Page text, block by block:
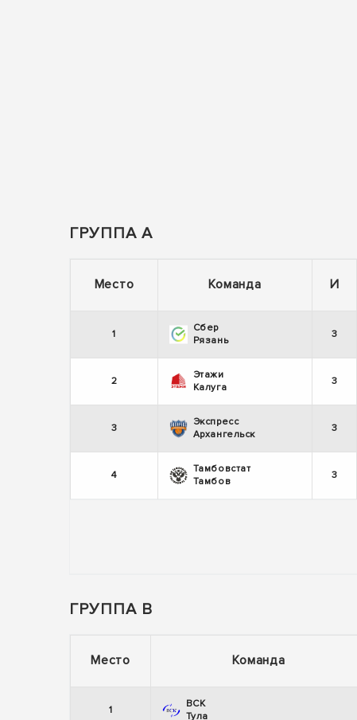
ГРУППА А
Место Команда И
1
Сбер
Рязань
3
2
Этажи
Калуга
3
3
Экспресс
Архангельск
3
4
Тамбовстат
Тамбов
3
ГРУППА В
Место Команда
1
ВСК
Тула